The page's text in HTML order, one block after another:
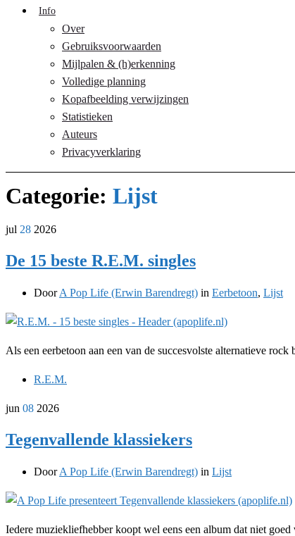
Info
Over
Gebruiksvoorwaarden
Mijlpalen & (h)erkenning
Volledige planning
Kopafbeelding verwijzingen
Statistieken
Auteurs
Privacyverklaring
Categorie: Lijst
jul 28 2026
De 15 beste R.E.M. singles
DoorA Pop Life (Erwin Barendregt) in Eerbetoon, Lijst
Als een eerbetoon aan een van de succesvolste alternatieve
R.E.M.
jun 08 2026
Tegenvallende klassiekers
DoorA Pop Life (Erwin Barendregt) in Lijst
Iedere muziekliefhebber koopt wel eens een album dat niet